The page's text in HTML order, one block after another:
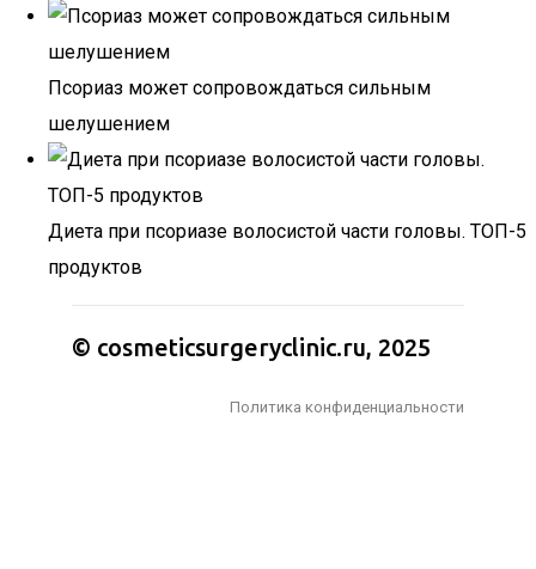
Псориаз может сопровождаться сильным
шелушением
Диета при псориазе волосистой части головы. ТОП-5
продуктов
© cosmeticsurgeryclinic.ru, 2025
Политика конфиденциальности